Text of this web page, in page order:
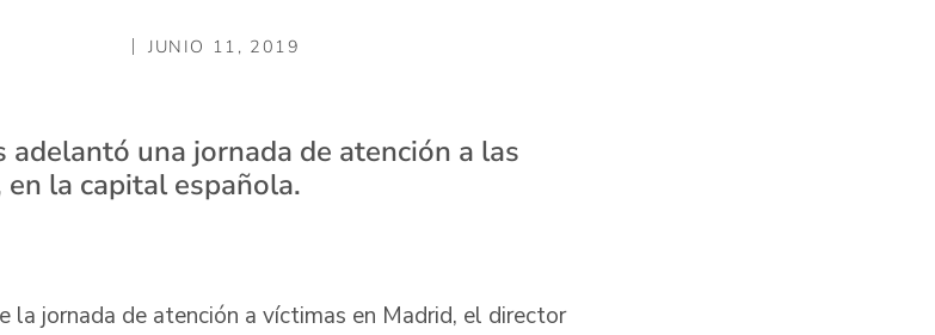
JUNIO 11, 2019
adelantó una jornada de atención a las
la capital española.
la jornada de atención a víctimas en Madrid, el director